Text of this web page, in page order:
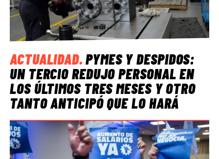
ACTUALIDAD.PYMES Y DESPIDOS:
UN TERCIO REDUJO PERSONAL EN
LOS ÚLTIMOS TRES MESES Y OTRO
TANTO ANTICIPÓ QUE LO HARÁ